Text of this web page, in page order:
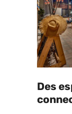
Des